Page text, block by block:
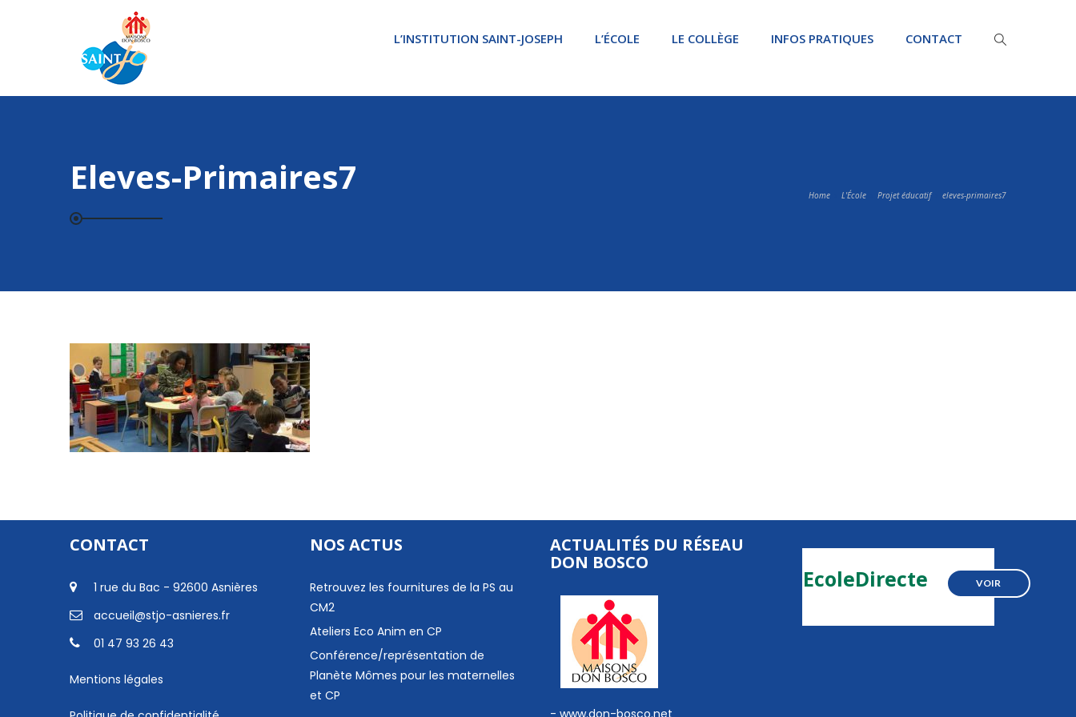
L’INSTITUTION SAINT-JOSEPH L’ÉCOLE LE COLLÈGE INFOS PRATIQUES CONTACT
Eleves-Primaires7 Home L'École Projet éducatif eleves-primaires7
CONTACT
1 rue du Bac - 92600 Asnières
accueil@stjo-asnieres.fr
01 47 93 26 43
Mentions légales
NOS ACTUS
Retrouvez les fournitures de la PS au
CM2
Ateliers Eco Anim en CP
Conférence/représentation de
Planète Mômes pour les maternelles
et CP
ACTUALITÉS DU RÉSEAU
DON BOSCO
- www.don-bosco.net
EcoleDirecte VOIR